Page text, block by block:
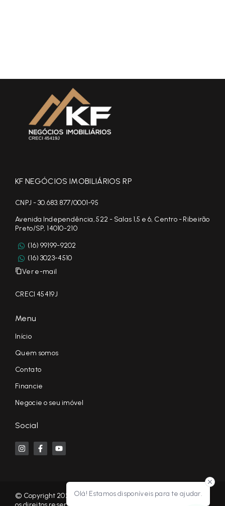
Olá! Estamos disponíveis para te ajudar.
KF NEGÓCIOS IMOBILIÁRIOS RP
CNPJ - 30.683.877/0001-95
Avenida Independência, 522 - Salas 1,5 e 6, Centro - Ribeirão
Preto/SP, 14010-210
(16) 99199-9202
(16) 3023-4510
Ver e-mail
CRECI 45419J
Menu
Início
Quem somos
Contato
Financie
Negocie o seu imóvel
Social
© Copyright 2026 - KF NEGÓCIOS IMOBILIÁRIOS RP - Todos